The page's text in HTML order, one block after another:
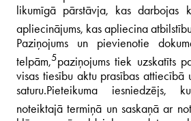
likumīgā pārstāvja, kas darbojas
apliecinājums, kas apliecina
Paziņojums un pievienotie
telpām,5paziņojums tiek uzskatīts
visas tiesību aktu prasības attiecībā
saturu.Pieteikuma iesniedzējs,
noteiktajā termiņā un saskaņā ar